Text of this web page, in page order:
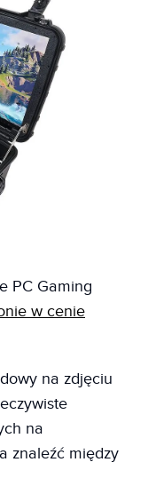
PC Gaming
w cenie
na zdjęciu
na
znaleźć między